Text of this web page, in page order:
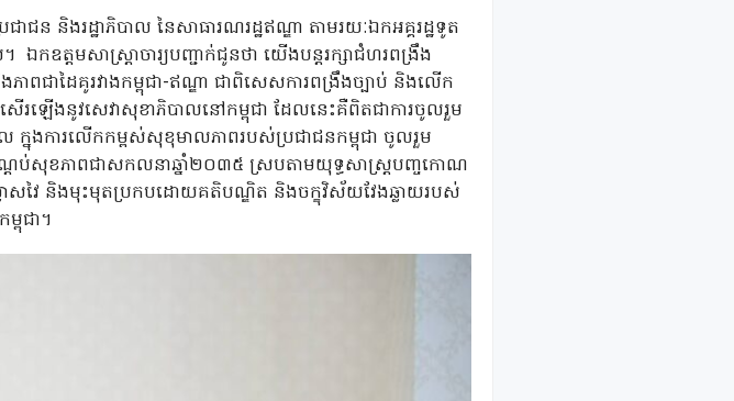
ជន និងរដ្ឋាភិបាល នៃសាធារណរដ្ឋឥណ្ឌា តាមរយៈឯកអគ្គរដ្ឋទូត
កឧត្តមសាស្ត្រាចារ្យបញ្ជាក់ជូនថា យើងបន្តរក្សាជំហរពង្រឹង
ពជាដៃគូរវាងកម្ពុជា-ឥណ្ឌា ជាពិសេសការពង្រឹងច្បាប់ និងលើក
រឡើងនូវសេវាសុខាភិបាលនៅកម្ពុជា ដែលនេះគឺពិតជាការចូលរួម
ការលើកកម្ពស់សុខុមាលភាពរបស់ប្រជាជនកម្ពុជា ចូលរួម
តប់សុខភាពជាសកលនាឆ្នាំ២០៣៥ ស្របតាមយុទ្ធសាស្រ្តបញ្ចកោណ
សវៃ និងមុះមុតប្រកបដោយគតិបណ្ឌិត និងចក្ខុវិស័យវែងឆ្លាយរបស់
ពុជា។